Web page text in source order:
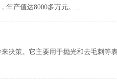
产值达8000多万元。...
决策。它主要用于抛光和去毛刺等